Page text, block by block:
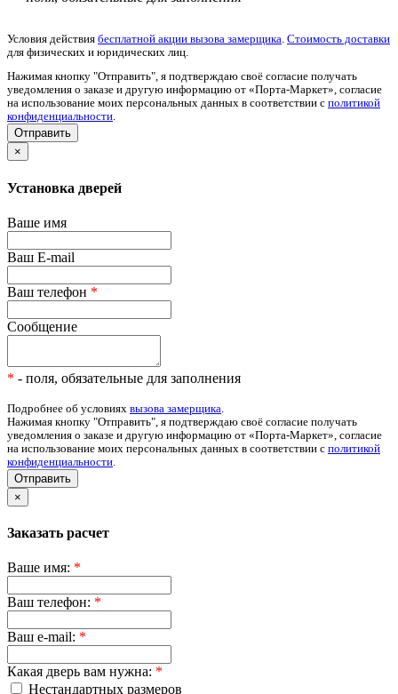
Условия действия бесплатной акции вызова замерщика Стоимость доставки
для физических и юридических лиц.
Нажимая кнопку "Отправить", я подтверждаю своё согласие получать
уведомления о заказе и другую информацию от «Порта-Маркет», согласие
на использование моих персональных данных в соответствии с политикой
конфиденциальности.
×
Установка дверей
Ваше имя
Ваш E-mail
Ваш телефон *
Сообщение
* - поля, обязательные для заполнения
Подробнее об условиях вызова замерщика.
Нажимая кнопку "Отправить", я подтверждаю своё согласие получать
уведомления о заказе и другую информацию от «Порта-Маркет», согласие
на использование моих персональных данных в соответствии с политикой
конфиденциальности.
Отправить
×
Заказать расчет
Ваше имя: *
Ваш телефон: *
Ваш e-mail: *
Какая дверь вам нужна: *
Нестандартных размеров